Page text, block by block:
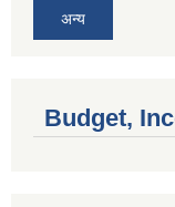
अन्य
Budget,